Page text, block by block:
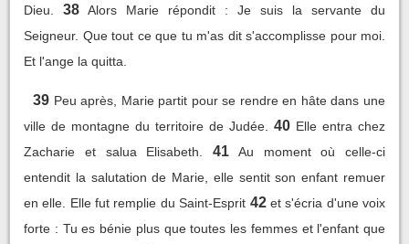
Dieu.
38 Alors Marie répondit : Je suis la servante du
Seigneur. Que tout ce que tu m'as dit s'accomplisse pour moi.
Et l'ange la quitta.
39 Peu après, Marie partit pour se rendre en hâte dans une
ville de montagne du territoire de Judée.
40 Elle entra chez
Zacharie et salua Elisabeth.
41
Au moment où celle-ci
entendit la salutation de Marie, elle sentit son enfant remuer
en elle. Elle fut remplie du Saint-Esprit 42 et s'écria d'une voix
forte : Tu es bénie plus que toutes les femmes et l'enfant que